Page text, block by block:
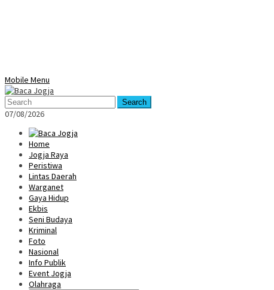
Mobile Menu
Search
07/08/2026
Home
Jogja Raya
Peristiwa
Lintas Daerah
Warganet
Gaya Hidup
Ekbis
Seni Budaya
Kriminal
Foto
Nasional
Info Publik
Event Jogja
Olahraga